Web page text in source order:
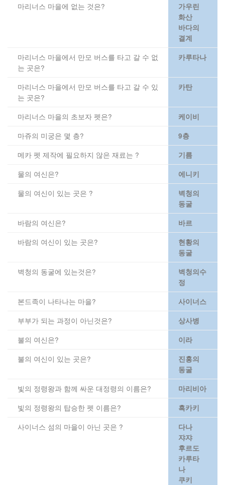
마리너스 마을에 없는 것은?
가우린
화산
바다의
결계
마리너스 마을에서 만모 버스를 타고 갈 수 없
는 곳은?
카루타나
마리너스 마을에서 만모 버스를 타고 갈 수 있
는 곳은?
카탄
마리너스 마을의 초보자 펫은? 케이비
마쥬의 미궁은 몇 층? 9층
메카 펫 제작에 필요하지 않은 재료는 ? 기름
물의 여신은? 에니키
물의 여신이 있는 곳은 ?
벽청의
동굴
바람의 여신은? 바르
바람의 여신이 있는 곳은?
현황의
동굴
벽청의 동굴에 있는것은?
벽청의수
정
본드족이 나타나는 마을? 사이너스
부부가 되는 과정이 아닌것은? 상사병
불의 여신은? 이라
불의 여신이 있는 곳은?
진홍의
동굴
빛의 정령왕과 함께 싸운 대정령의 이름은? 마리비아
빛의 정령왕의 탑승한 펫 이름은? 흑카키
사이너스 섬의 마을이 아닌 곳은 ?
다나
쟈쟈
후르도
카루타
나
쿠키